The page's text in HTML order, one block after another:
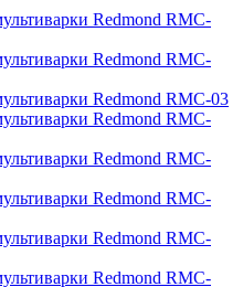
Redmond RMC-
Redmond RMC-
Redmond RMC-03
Redmond RMC-
Redmond RMC-
Redmond RMC-
Redmond RMC-
Redmond RMC-